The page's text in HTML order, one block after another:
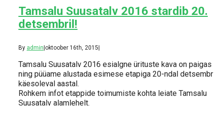
Tamsalu Suusatalv 2016 stardib 20.
detsembril!
By admin oktoober 16th, 2015
Tamsalu Suusatalv 2016 esialgne ürituste kava on paigas
ning püüame alustada esimese etapiga 20-ndal detsembril
käesoleval aastal.
Rohkem infot etappide toimumiste kohta leiate Tamsalu
Suusatalv alamlehelt.